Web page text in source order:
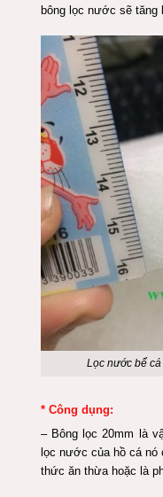
bông lọc nước sẽ tăng
Lọc nước bể
* Công dụng:
– Bông lọc 20mm là
lọc nước của hồ cá nó
thức ăn thừa hoặc là